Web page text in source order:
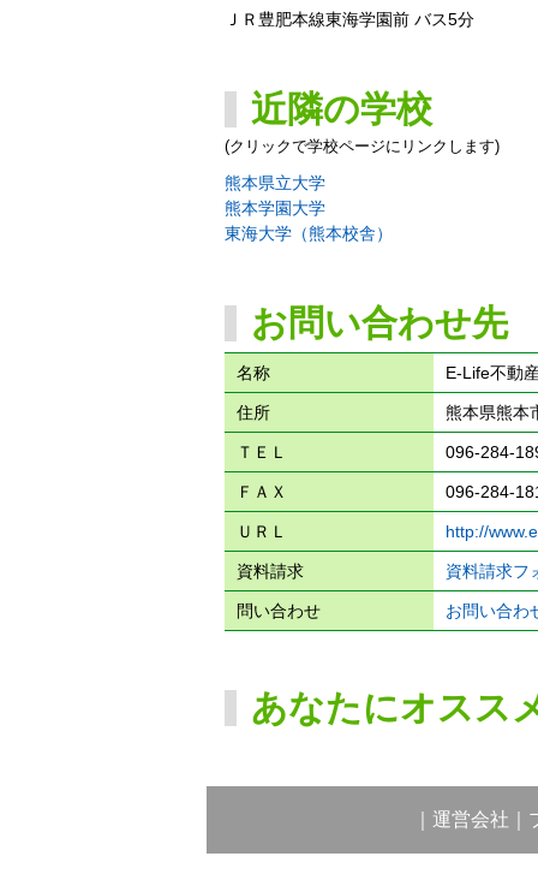
ＪＲ豊肥本線東海学園前 バス5分
近隣の学校
(クリックで学校ページにリンクします)
熊本県立大学
熊本学園大学
東海大学（熊本校舎）
お問い合わせ先
名称 E-Life不動
住所 熊本県熊本
ＴＥＬ 096-284-
ＦＡＸ 096-284-
ＵＲＬ http://
資料請求 資料請求フ
問い合わせ お問い合わ
あなたにオスス
運営会社